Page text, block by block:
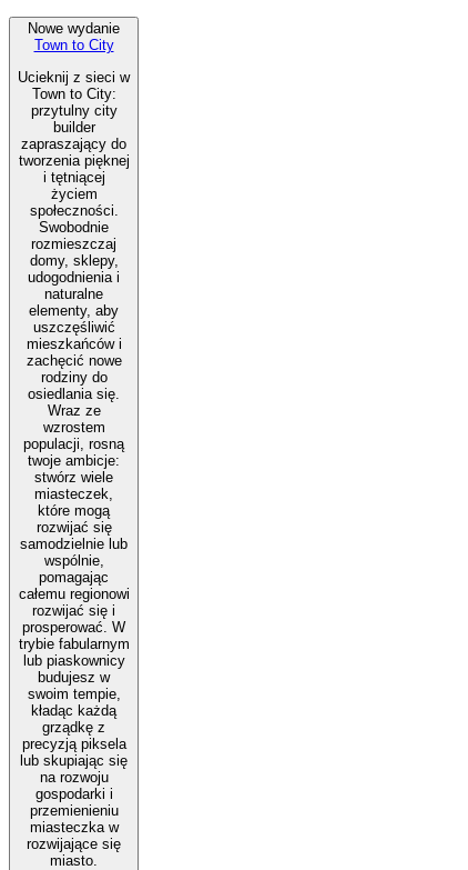
Nowe wydanie
Town to City
Ucieknij z sieci w
Town to City:
przytulny city
builder
zapraszający do
tworzenia pięknej
i tętniącej
życiem
społeczności.
Swobodnie
rozmieszczaj
domy, sklepy,
udogodnienia i
naturalne
elementy, aby
uszczęśliwić
mieszkańców i
zachęcić nowe
rodziny do
osiedlania się.
Wraz ze
wzrostem
populacji, rosną
twoje ambicje:
stwórz wiele
miasteczek,
które mogą
rozwijać się
samodzielnie lub
wspólnie,
pomagając
całemu regionowi
rozwijać się i
prosperować. W
trybie fabularnym
lub piaskownicy
budujesz w
swoim tempie,
kładąc każdą
grządkę z
precyzją piksela
lub skupiając się
na rozwoju
gospodarki i
przemienieniu
miasteczka w
rozwijające się
miasto.